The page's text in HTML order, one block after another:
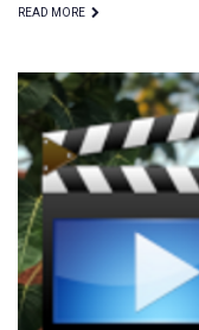
READ MORE